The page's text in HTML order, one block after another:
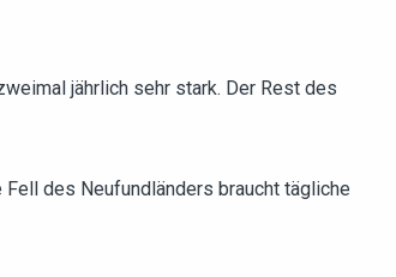
jährlich sehr stark. Der Rest des
des Neufundländers braucht tägliche